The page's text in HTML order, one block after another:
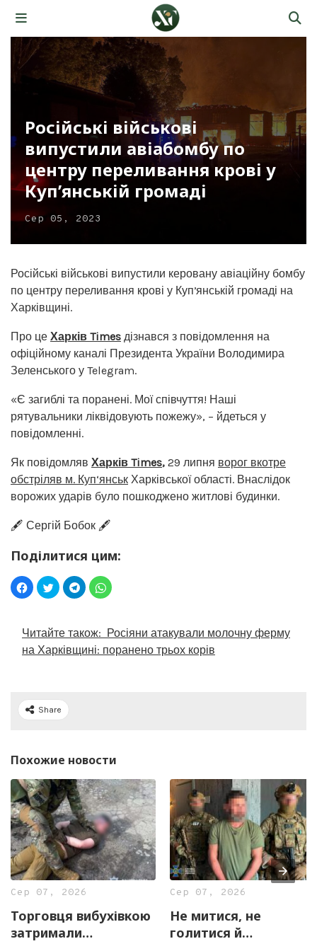
Російські військові
випустили авіабомбу по
центру переливання крові у
Купʼянській громаді
Сер 05, 2023
Російські військові випустили керовану авіаційну бомбу
по центру переливання крові у Купʼянській громаді на
Харківщині.
Про це Харків Times дізнався з повідомлення на
офіційному каналі Президента України Володимира
Зеленського у Telegram.
«Є загиблі та поранені. Мої співчуття! Наші
рятувальники ліквідовують пожежу», – йдеться у
повідомленні.
Як повідомляв Харків Times, 29 липня ворог вкотре
обстріляв м. Куп‘янськ Харківської області. Внаслідок
ворожих ударів було пошкоджено житлові будинки.
🖋️ Сергій Бобок 🖋️
Поділитися цим:
Читайте також: Росіяни атакували молочну ферму
на Харківщині: поранено трьох корів
Share
Похожие новости
Сер 07, 2026
Торговця вибухівкою
затримали
Сер 07, 2026
Не митися, не
голитися й